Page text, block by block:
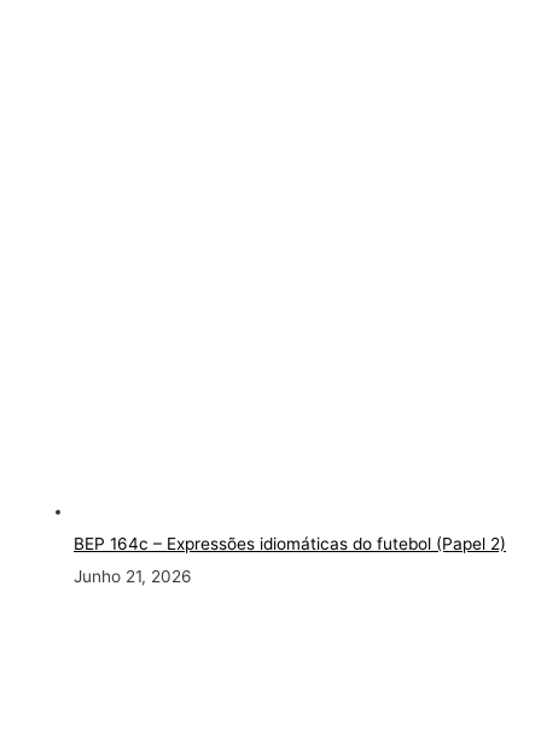
BEP 164c – Expressões idiomáticas do futebol (Papel 2)
Junho 21, 2026